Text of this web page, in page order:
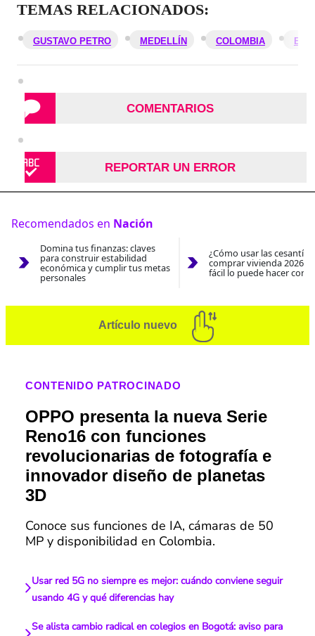
TEMAS RELACIONADOS:
GUSTAVO PETRO MEDELLÍN COLOMBIA EL
COMENTARIOS
REPORTAR UN ERROR
Recomendados en Nación
Domina tus finanzas: claves
para construir estabilidad
económica y cumplir tus metas
personales
¿Cómo usar las
comprar vivienda 2026?
fácil lo puede hacer con
Artículo nuevo
CONTENIDO PATROCINADO
OPPO presenta la nueva Serie
Reno16 con funciones
revolucionarias de fotografía e
innovador diseño de planetas
3D
Conoce sus funciones de IA, cámaras de 50
MP y disponibilidad en Colombia.
Usar red 5G no siempre es mejor: cuándo conviene seguir
usando 4G y qué diferencias hay
Se alista cambio radical en colegios en Bogotá: aviso para